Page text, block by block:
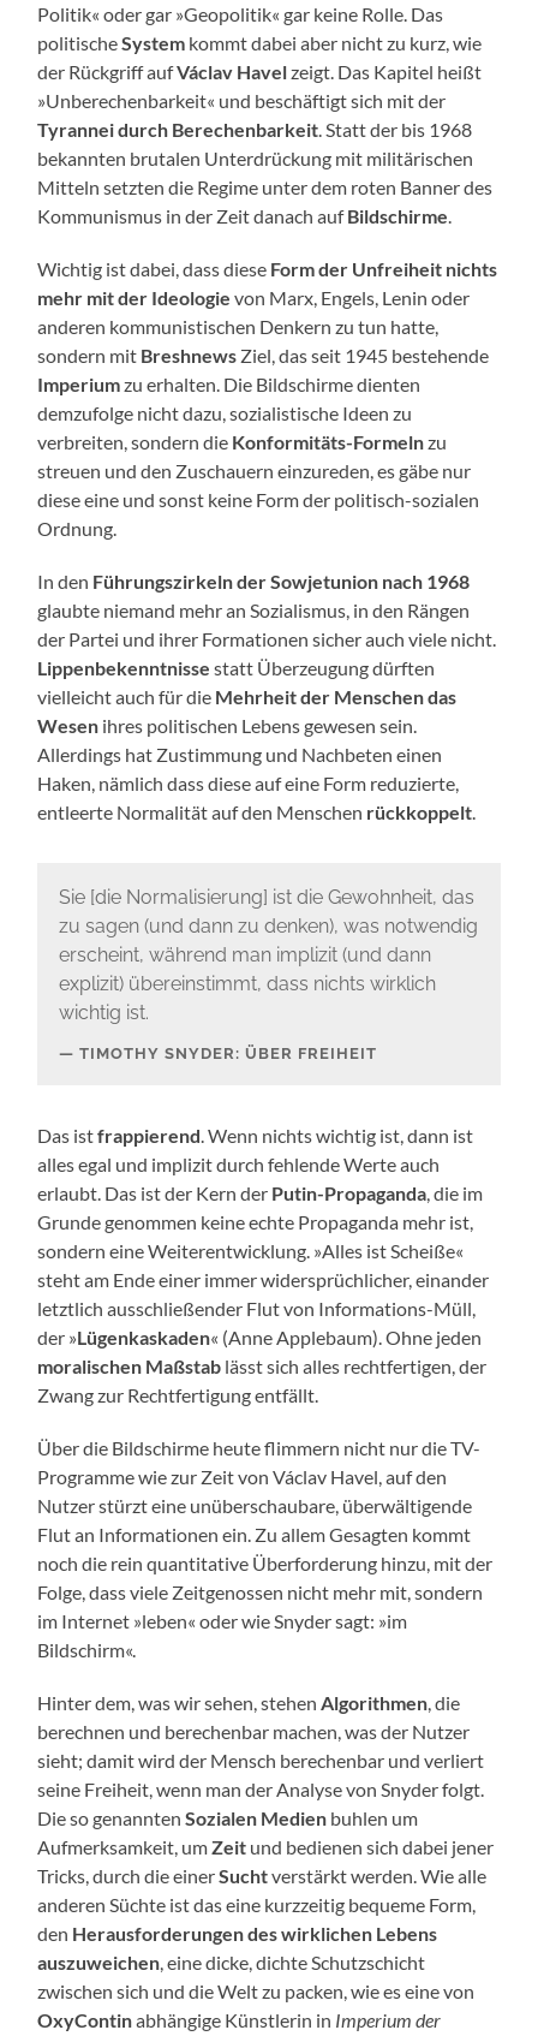
Politik« oder gar »Geopolitik« gar keine Rolle. Das
politischeSystem kommt dabei aber nicht zu kurz, wie
der Rückgriff aufVáclav Havelzeigt. Das Kapitel heißt
»Unberechenbarkeit« und beschäftigt sich mit der
Tyrannei durch Berechenbarkeit. Statt der bis 1968
bekannten brutalen Unterdrückung mit militärischen
Mitteln setzten die Regime unter dem roten Banner des
Kommunismus in der Zeit danach aufBildschirme.
Wichtig ist dabei, dass diese Form der Unfreiheit nichts
mehr mit der Ideologie von Marx, Engels, Lenin oder
anderen kommunistischen Denkern zu tun hatte,
sondern mit Breshnews Ziel, das seit 1945 bestehende
Imperiumzu erhalten. Die Bildschirme dienten
demzufolge nicht dazu, sozialistische Ideen zu
verbreiten, sondern die Konformitäts-Formelnzu
streuen und den Zuschauern einzureden, es gäbe nur
diese eine und sonst keine Form der politisch-sozialen
Ordnung.
In den Führungszirkeln der Sowjetunion nach 1968
glaubte niemand mehr an Sozialismus, in den Rängen
der Partei und ihrer Formationen sicher auch viele nicht.
Lippenbekenntnisse statt Überzeugung dürften
vielleicht auch für die Mehrheit der Menschen das
Wesen ihres politischen Lebens gewesen sein.
Allerdings hat Zustimmung und Nachbeten einen
Haken, nämlich dass diese auf eine Form reduzierte,
entleerte Normalität auf den Menschen rückkoppelt.
Sie [die Normalisierung] ist die Gewohnheit, das
zu sagen (und dann zu denken), was notwendig
erscheint, während man implizit (und dann
explizit) übereinstimmt, dass nichts wirklich
wichtig ist.
TIMOTHY SNYDER: ÜBER FREIHEIT
Das istfrappierend. Wenn nichts wichtig ist, dann ist
alles egal und implizit durch fehlende Werte auch
erlaubt. Das ist der Kern der Putin-Propaganda, die im
Grunde genommen keine echte Propaganda mehr ist,
sondern eine Weiterentwicklung. »Alles ist Scheiße«
steht am Ende einer immer widersprüchlicher, einander
letztlich ausschließender Flut von Informations-Müll,
der »Lügenkaskaden« (Anne Applebaum). Ohne jeden
moralischen Maßstab lässt sich alles rechtfertigen, der
Zwang zur Rechtfertigung entfällt.
Über die Bildschirme heute flimmern nicht nur die TV-
Programme wie zur Zeit von Václav Havel, auf den
Nutzer stürzt eine unüberschaubare, überwältigende
Flut an Informationen ein. Zu allem Gesagten kommt
noch die rein quantitative Überforderung hinzu, mit der
Folge, dass viele Zeitgenossen nicht mehr mit, sondern
im Internet »leben« oder wie Snyder sagt: »im
Bildschirm«.
Hinter dem, was wir sehen, stehenAlgorithmen, die
berechnen und berechenbar machen, was der Nutzer
sieht; damit wird der Mensch berechenbar und verliert
seine Freiheit, wenn man der Analyse von Snyder folgt.
Die so genanntenSozialen Medien buhlen um
Aufmerksamkeit, umZeit und bedienen sich dabei jener
Tricks, durch die einerSuchtverstärkt werden. Wie alle
anderen Süchte ist das eine kurzzeitig bequeme Form,
den Herausforderungen des wirklichen Lebens
auszuweichen, eine dicke, dichte Schutzschicht
zwischen sich und die Welt zu packen, wie es eine von
OxyContinabhängige Künstlerin in Imperium der